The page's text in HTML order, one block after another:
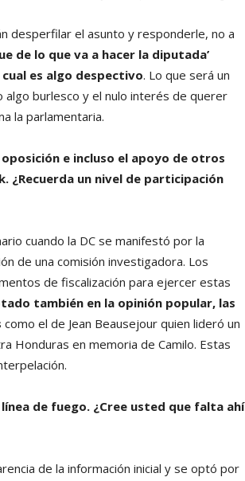
desperfilar el asunto y responderle, no a
de lo que va a hacer la diputada’
es algo despectivo. Lo que será un
algo burlesco y el nulo interés de querer
la parlamentaria.
e incluso el apoyo de otros
¿Recuerda un nivel de participación
cuando la DC se manifestó por la
de una comisión investigadora. Los
de fiscalización para ejercer estas
también en la opinión popular, las
como el de Jean Beausejour quien lideró un
Honduras en memoria de Camilo. Estas
de fuego. ¿Cree usted que falta ahí
de la información inicial y se optó por